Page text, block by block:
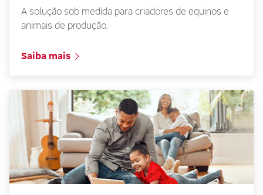
A solução sob medida para criadores de equinos e
animais de produção.
Saiba mais